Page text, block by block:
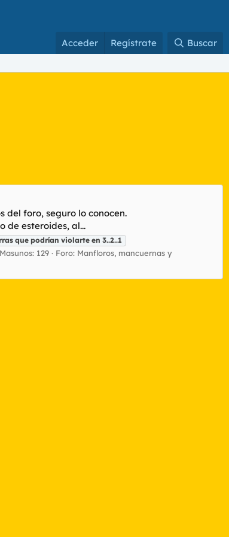
Acceder Regístrate Buscar
del foro, seguro lo conocen.
de esteroides, al...
que podrían violarte en 3..2..1
Masunos: 129 Foro: Manfloros, mancuernas y